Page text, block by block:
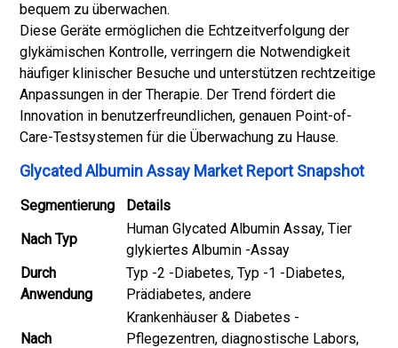
bequem zu überwachen.
Diese Geräte ermöglichen die Echtzeitverfolgung der
glykämischen Kontrolle, verringern die Notwendigkeit
häufiger klinischer Besuche und unterstützen rechtzeitige
Anpassungen in der Therapie. Der Trend fördert die
Innovation in benutzerfreundlichen, genauen Point-of-
Care-Testsystemen für die Überwachung zu Hause.
Glycated Albumin Assay Market Report Snapshot
Segmentierung
Details
Nach Typ
Human Glycated Albumin Assay, Tier
glykiertes Albumin -Assay
Durch
Anwendung
Typ -2 -Diabetes, Typ -1 -Diabetes,
Prädiabetes, andere
Nach
Krankenhäuser & Diabetes -
Pflegezentren, diagnostische Labors,